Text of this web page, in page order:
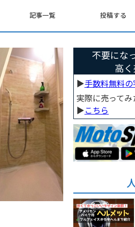
記事一覧 投稿する
不要にな
高く
▶︎手数料無料
実際に売って
▶︎こちら